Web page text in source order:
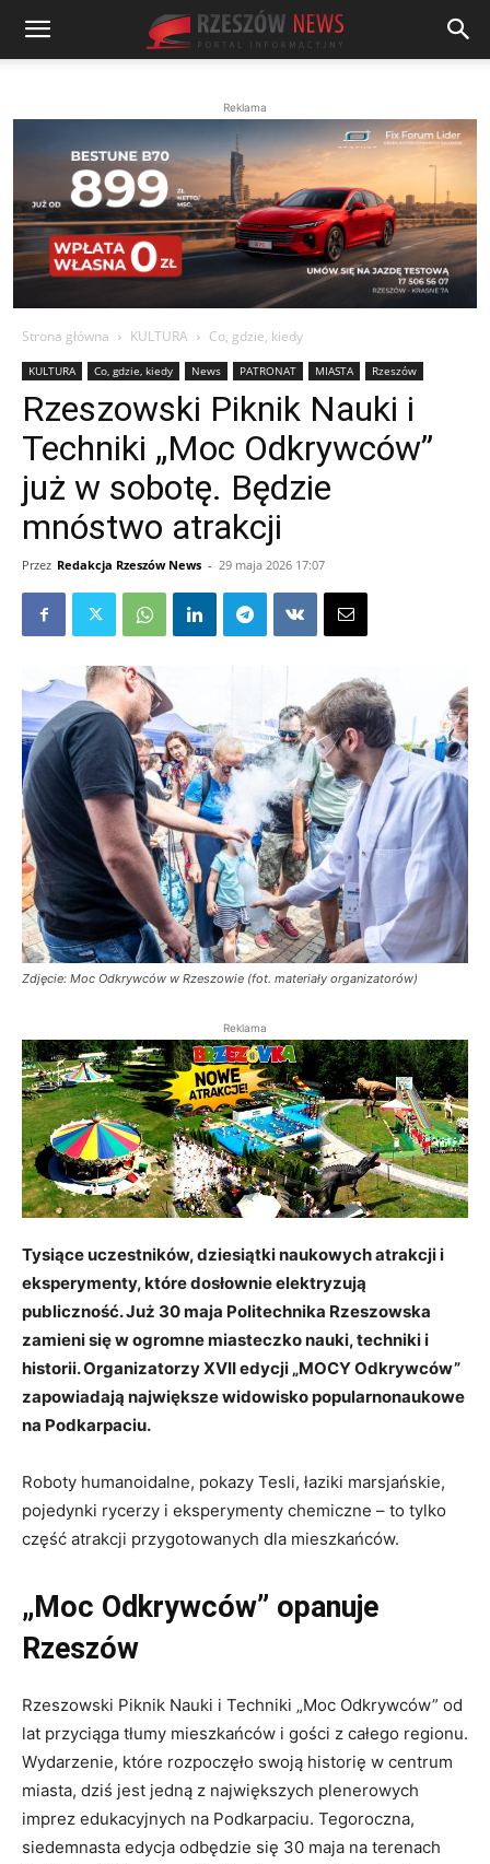
Reklama
Strona główna KULTURA Co, gdzie, kiedy
KULTURA Co, gdzie, kiedy News PATRONAT MIASTA Rzeszów
Rzeszowski Piknik Nauki i
Techniki „Moc Odkrywców”
już w sobotę. Będzie
mnóstwo atrakcji
Przez Redakcja Rzeszów News - 29 maja 2026 17:07
Zdjęcie: Moc Odkrywców w Rzeszowie (fot. materiały organizatorów)
Reklama
Tysiące uczestników, dziesiątki naukowych atrakcji i
eksperymenty, które dosłownie elektryzują
publiczność. Już 30 maja Politechnika Rzeszowska
zamieni się w ogromne miasteczko nauki, techniki i
historii. Organizatorzy XVII edycji „MOCY Odkrywców”
zapowiadają największe widowisko popularnonaukowe
na Podkarpaciu.
Roboty humanoidalne, pokazy Tesli, łaziki marsjańskie,
pojedynki rycerzy i eksperymenty chemiczne – to tylko
część atrakcji przygotowanych dla mieszkańców.
„Moc Odkrywców” opanuje
Rzeszów
Rzeszowski Piknik Nauki i Techniki „Moc Odkrywców” od
lat przyciąga tłumy mieszkańców i gości z całego regionu.
Wydarzenie, które rozpoczęło swoją historię w centrum
miasta, dziś jest jedną z największych plenerowych
imprez edukacyjnych na Podkarpaciu. Tegoroczna,
siedemnasta edycja odbędzie się 30 maja na terenach